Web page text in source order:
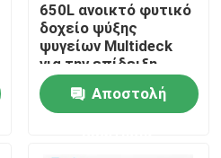
650L ανοικτό φυτικό
δοχείο ψύξης
ψυγείων Multideck
για την επίδειξη
υπεραγορών 1580mm
ύψος
Αποστολή